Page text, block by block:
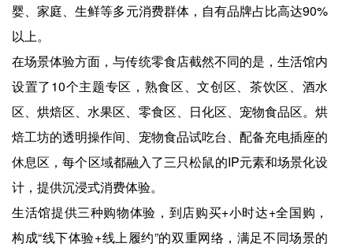
婴、家庭、生鲜等多元消费群体，自有品牌占比高达90%
以上。
在场景体验方面，与传统零食店截然不同的是，生活馆内
设置了10个主题专区，熟食区、文创区、茶饮区、酒水
区、烘焙区、水果区、零食区、日化区、宠物食品区。烘
焙工坊的透明操作间、宠物食品试吃台、配备充电插座的
休息区，每个区域都融入了三只松鼠的IP元素和场景化设
计，提供沉浸式消费体验。
生活馆提供三种购物体验，到店购买+小时达+全国购，
构成“线下体验+线上履约”的双重网络，满足不同场景的